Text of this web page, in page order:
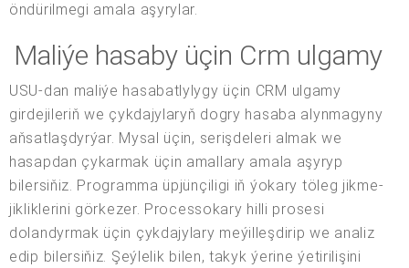
öndürilmegi amala aşyrylar.
Maliýe hasaby üçin Crm ulgamy
USU-dan maliýe hasabatlylygy üçin CRM ulgamy
girdejileriň we çykdajylaryň dogry hasaba alynmagyny
aňsatlaşdyrýar. Mysal üçin, serişdeleri almak we
hasapdan çykarmak üçin amallary amala aşyryp
bilersiňiz. Programma üpjünçiligi iň ýokary töleg jikme-
jikliklerini görkezer. Processokary hilli prosesi
dolandyrmak üçin çykdajylary meýilleşdirip we analiz
edip bilersiňiz. Şeýlelik bilen, takyk ýerine ýetirilişini